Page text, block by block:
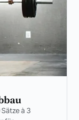
Sätze à 3